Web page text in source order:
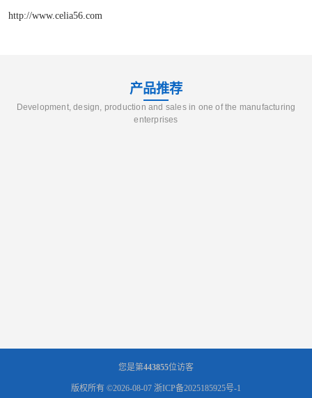
http://www.celia56.com
产品推荐
Development, design, production and sales in one of the manufacturing
enterprises
您是第443855位访客
版权所有 ©2026-08-07 浙ICP备2025185925号-1